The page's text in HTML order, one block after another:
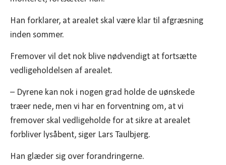
Han forklarer, at arealet skal være klar til afgræsning
inden sommer.
Fremover vil det nok blive nødvendigt at fortsætte
vedligeholdelsen af arealet.
– Dyrene kan nok i nogen grad holde de uønskede
træer nede, men vi har en forventning om, at vi
fremover skal vedligeholde for at sikre at arealet
forbliver lysåbent, siger Lars Taulbjerg.
Han glæder sig over forandringerne.